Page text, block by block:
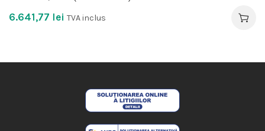
6.641,77 lei TVA inclus